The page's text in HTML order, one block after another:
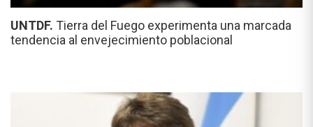
UNTDF. Tierra del Fuego experimenta una marcada
tendencia al envejecimiento poblacional